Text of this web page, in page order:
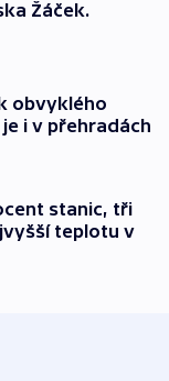
Žáček.
obvyklého
i v přehradách
stanic, tři
teplotu v